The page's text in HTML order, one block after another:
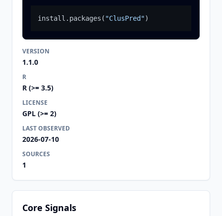
install.packages ( "ClusPred")
VERSION
1.1.0
R
R (>= 3.5)
LICENSE
GPL (>= 2)
LAST OBSERVED
2026-07-10
SOURCES
1
Core Signals